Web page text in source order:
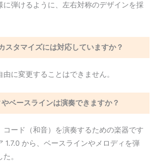
に弾けるように、左右対称のデザインを採
スタマイズには対応していますか？
に変更することはできません。
ベースラインは演奏できますか？
コード（和音）を演奏するための楽器です
1.7.0 から、ベースラインやメロディを弾
。